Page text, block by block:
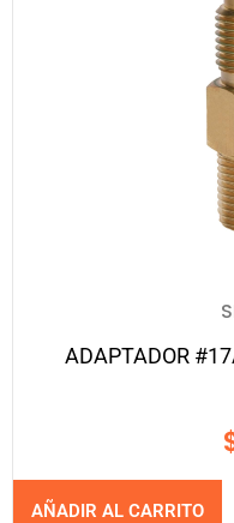
ADAPTADOR
AÑADIR AL CARRITO